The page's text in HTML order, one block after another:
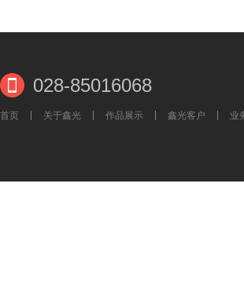
028-85016068
首页 关于鑫光 作品展示 鑫光客户 业